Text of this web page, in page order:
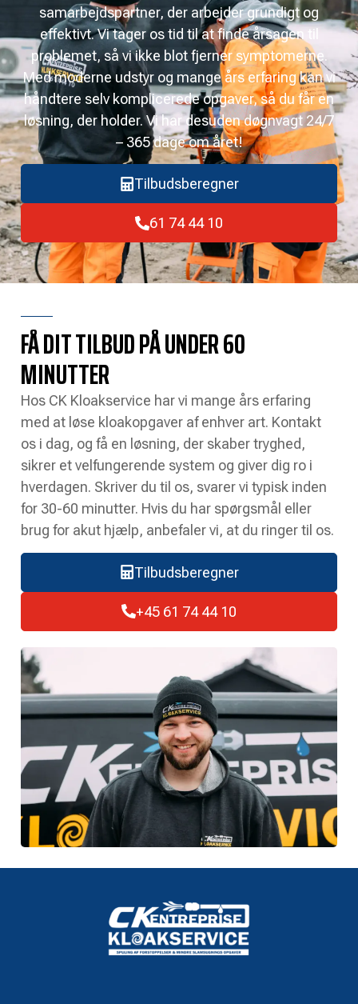
samarbejdspartner, der arbejder grundigt og
effektivt. Vi tager os tid til at finde årsagen til
problemet, så vi ikke blot fjerner symptomerne.
Med moderne udstyr og mange års erfaring kan vi
håndtere selv komplicerede opgaver, så du får en
løsning, der holder. Vi har desuden døgnvagt 24/7
– 365 dage om året!
Tilbudsberegner
61 74 44 10
FÅ DIT TILBUD PÅ UNDER 60
MINUTTER
Hos CK Kloakservice har vi mange års erfaring
med at løse kloakopgaver af enhver art. Kontakt
os i dag, og få en løsning, der skaber tryghed,
sikrer et velfungerende system og giver dig ro i
hverdagen. Skriver du til os, svarer vi typisk inden
for 30-60 minutter. Hvis du har spørgsmål eller
brug for akut hjælp, anbefaler vi, at du ringer til os.
Tilbudsberegner
+45 61 74 44 10